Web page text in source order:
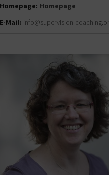
Homepage: Homepage
E-Mail: info@supervision-